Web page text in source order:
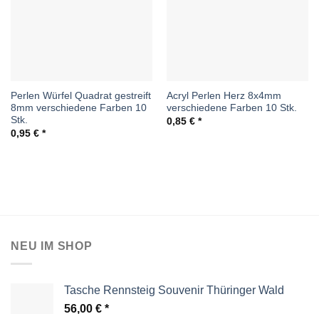
Perlen Würfel Quadrat gestreift
8mm verschiedene Farben 10
Stk.
0,95 €
Acryl Perlen Herz 8x4mm
verschiedene Farben 10 Stk.
0,85 €
NEU IM SHOP
Tasche Rennsteig Souvenir Thüringer Wald
56,00 €